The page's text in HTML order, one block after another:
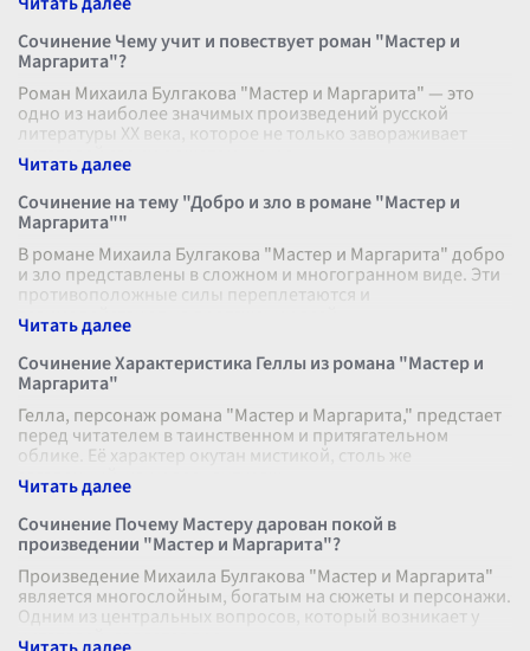
Сочинение Чему учит и повествует роман "Мастер и
Маргарита"?
Роман Михаила Булгакова "Мастер и Маргарита" — это
одно из наиболее значимых произведений русской
литературы XX века, которое не только завораживает
читателей своим сюжетом, но и з
Сочинение на тему "Добро и зло в романе "Мастер и
Маргарита""
В романе Михаила Булгакова "Мастер и Маргарита" добро
и зло представлены в сложном и многогранном виде. Эти
противоположные силы переплетаются и
взаимодействуют на протяжении всей
Сочинение Характеристика Геллы из романа "Мастер и
Маргарита"
Гелла, персонаж романа "Мастер и Маргарита," предстает
перед читателем в таинственном и притягательном
облике. Её характер окутан мистикой, столь же
загадочный, как и весь антураж
Сочинение Почему Мастеру дарован покой в
произведении "Мастер и Маргарита"?
Произведение Михаила Булгакова "Мастер и Маргарита"
является многослойным, богатым на сюжеты и персонажи.
Одним из центральных вопросов, который возникает у
читателей, является пре